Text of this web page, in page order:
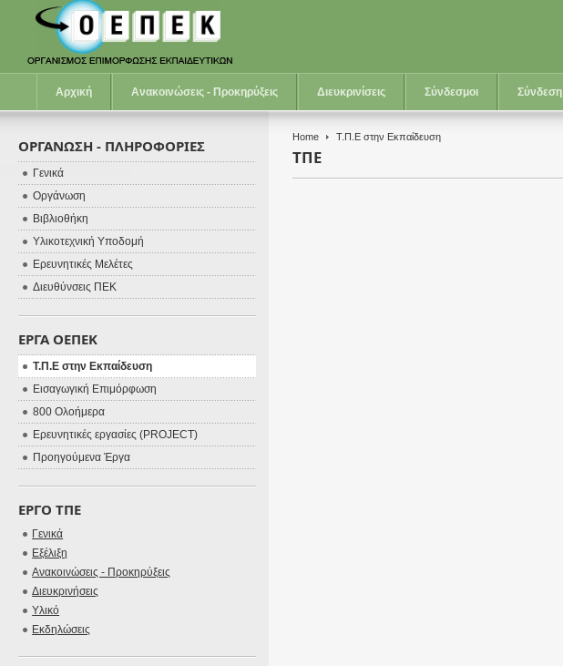
Αρχική Ανακοινώσεις - Προκηρύξεις Διευκρινίσεις Σύνδεσμοι Σύνδεση
Home Τ.Π.Ε στην Εκπαίδευση
ΤΠΕ
ΟΡΓΑΝΩΣΗ - ΠΛΗΡΟΦΟΡΙΕΣ
Γενικά
Οργάνωση
Βιβλιοθήκη
Υλικοτεχνική Υποδομή
Ερευνητικές Μελέτες
Διευθύνσεις ΠΕΚ
ΕΡΓΑ ΟΕΠΕΚ
Τ.Π.Ε στην Εκπαίδευση
Εισαγωγική Επιμόρφωση
800 Ολοήμερα
Ερευνητικές εργασίες (PROJECT)
Προηγούμενα Έργα
ΕΡΓΟ ΤΠΕ
Γενικά
Εξέλιξη
Ανακοινώσεις - Προκηρύξεις
Διευκρινήσεις
Υλικό
Εκδηλώσεις